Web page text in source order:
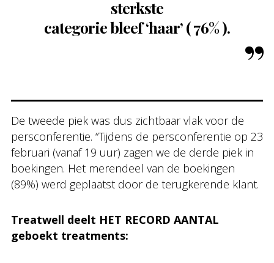
sterkste
categorie bleef ‘haar’ ( 76% ).
De tweede piek was dus zichtbaar vlak voor de
persconferentie. “Tijdens de persconferentie op 23
februari (vanaf 19 uur) zagen we de derde piek in
boekingen. Het merendeel van de boekingen
(89%) werd geplaatst door de terugkerende klant.
Treatwell deelt HET RECORD AANTAL
geboekt treatments: